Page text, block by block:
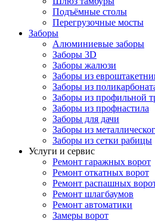
Подъёмные столы
Перегрузочные мосты
Заборы
Алюминиевые заборы
Заборы 3D
Заборы жалюзи
Заборы из
Заборы из
Заборы из профильной
Заборы из профнастила
Заборы для дачи
Заборы из
Заборы из сетки рабицы
Услуги и сервис
Ремонт гаражных ворот
Ремонт откатных ворот
Ремонт распашных
Ремонт шлагбаумов
Ремонт автоматики
Замеры ворот